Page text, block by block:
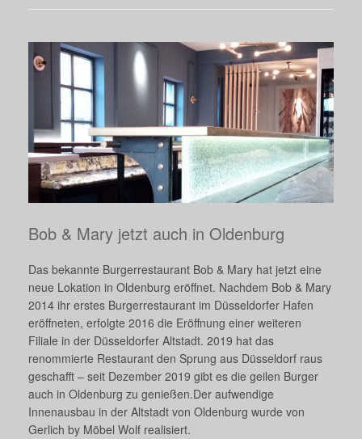
Bob & Mary jetzt auch in Oldenburg
Das bekannte Burgerrestaurant Bob & Mary hat jetzt eine
neue Lokation in Oldenburg eröffnet. Nachdem Bob & Mary
2014 ihr erstes Burgerrestaurant im Düsseldorfer Hafen
eröffneten, erfolgte 2016 die Eröffnung einer weiteren
Filiale in der Düsseldorfer Altstadt. 2019 hat das
renommierte Restaurant den Sprung aus Düsseldorf raus
geschafft – seit Dezember 2019 gibt es die geilen Burger
auch in Oldenburg zu genießen.Der aufwendige
Innenausbau in der Altstadt von Oldenburg wurde von
Gerlich by Möbel Wolf realisiert.